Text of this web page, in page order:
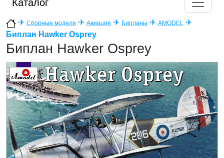
Каталог
✈ Сборные модели ✈ Авиация ✈ Бипланы ✈ AMODEL ✈
Биплан Hawker Osprey
Биплан Hawker Osprey